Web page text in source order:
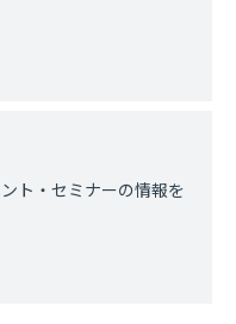
ト・セミナーの情報を